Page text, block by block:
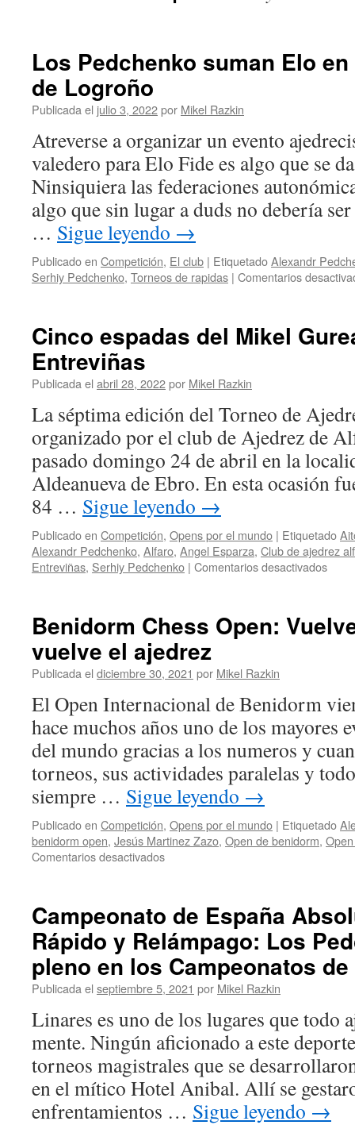
Los Pedchenko suman Elo
de Logroño
Publicada el julio 3, 2022por Mikel Razkin
Atreverse a organizar un evento
valedero para Elo Fide es algo que se
Ninsiquiera las federaciones
algo que sin lugar a duds no debería
… Sigue leyendo →
Publicado en Competición, El club | EtiquetadoAlexandr
Serhiy Pedchenko, Torneos de rapidas | Comentarios
Cinco espadas del Mikel
Entreviñas
Publicada el abril 28, 2022por Mikel Razkin
La séptima edición del Torneo de
organizado por el club de Ajedrez de
pasado domingo 24 de abril en la
Aldeanueva de Ebro. En esta ocasión
84 … Sigue leyendo →
Publicado en Competición, Opens por el mundo | Etiquetado
Alexandr Pedchenko, Alfaro, Angel Esparza, Club de ajedrez
Entreviñas, Serhiy Pedchenko | Comentarios desactivadosen
Mikel
Benidorm Chess Open:
vuelve el ajedrez
Publicada el diciembre 30, 2021 por Mikel Razkin
El Open Internacional de Benidorm
hace muchos años uno de los mayores
del mundo gracias a los numeros y
torneos, sus actividades paralelas y
siempre … Sigue leyendo →
Publicado en Competición, Opens por el mundo | Etiquetado
benidorm open, Jesús Martinez Zazo, Open de benidorm,
Comentarios desactivadosen
Vuelve
Benidorm,
vuelve
el
ajedrez
Campeonato de España
Rápido y Relámpago: Los
pleno en los Campeonatos
Publicada el septiembre 5, 2021 por Mikel Razkin
Linares es uno de los lugares que todo
mente. Ningún aficionado a este
torneos magistrales que se
en el mítico Hotel Anibal. Allí se
enfrentamientos … Sigue leyendo →